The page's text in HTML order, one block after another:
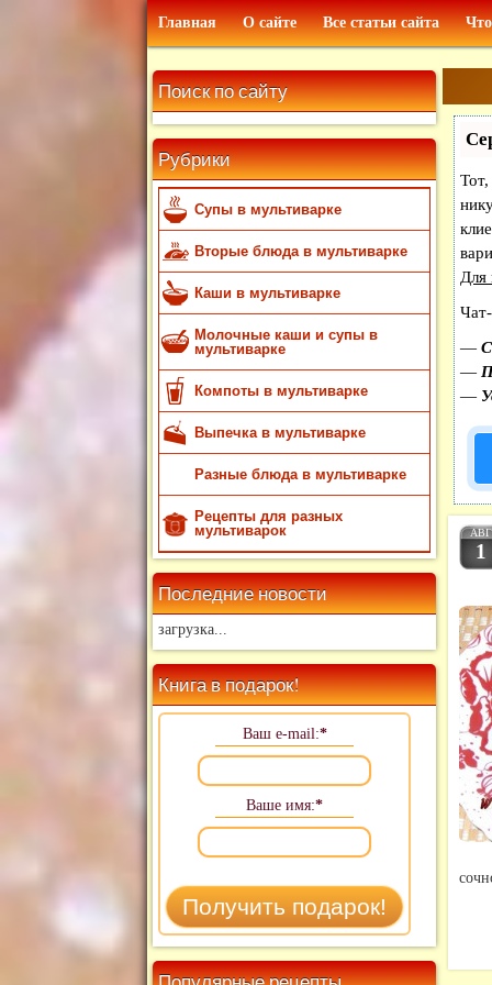
Главная О сайте Все статьи сайта
Поиск по сайту
Рубрики
Супы в мультиварке
Вторые блюда в мультиварке
Каши в мультиварке
Молочные каши и супы в
мультиварке
Компоты в мультиварке
Выпечка в мультиварке
Разные блюда в мультиварке
Рецепты для разных
мультиварок
Последние новости
загрузка...
Книга в подарок!
Ваш e-mail:*
Ваше имя:*
Для
—
—
—
АВГ
1